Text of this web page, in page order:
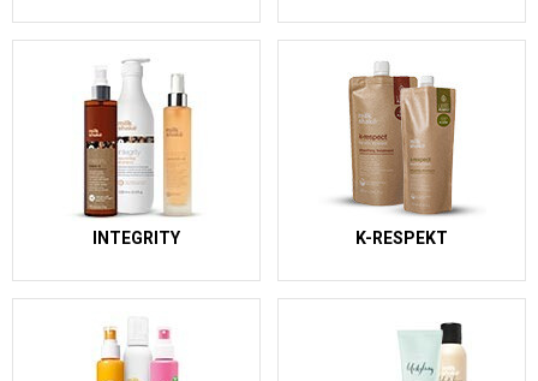
INTEGRITY K-RESPEKT